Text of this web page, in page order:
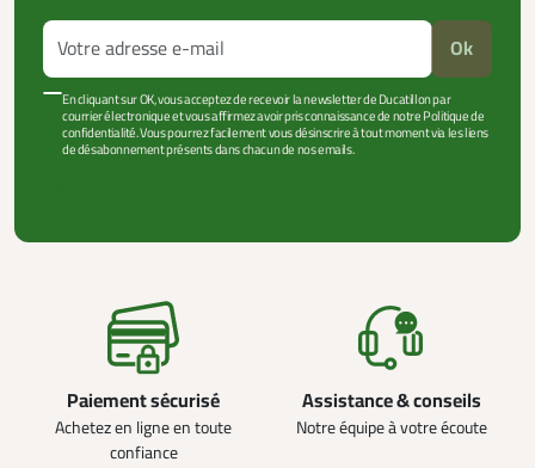
Ok
En cliquant sur OK, vous acceptez de recevoir la newsletter de Ducatillon par
courrier électronique et vous affirmez avoir pris connaissance de notre Politique de
confidentialité. Vous pourrez facilement vous désinscrire à tout moment via les liens
de désabonnement présents dans chacun de nos emails.
Paiement sécurisé
Achetez en ligne en toute
confiance
Assistance & conseils
Notre équipe à votre écoute